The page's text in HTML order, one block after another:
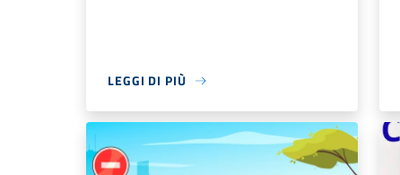
LEGGI DI PIÙ